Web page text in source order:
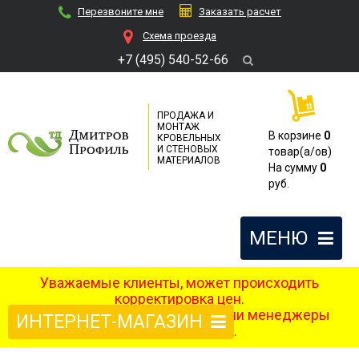
Перезвоните мне
Заказать расчет
Cхема проезда
+7 (495) 540-52-66
ПРОДАЖА И
МОНТАЖ
КРОВЕЛЬНЫХ
И СТЕНОВЫХ
МАТЕРИАЛОВ
В корзине 0
товар(a/ов)
На сумму 0
руб.
МЕНЮ
Уважаемые клиенты, может происходить
корректировка цен.
После оформления заказа наши менеджеры
свяжутся с вами.
ИНТЕРНЕТ-МАГАЗИН